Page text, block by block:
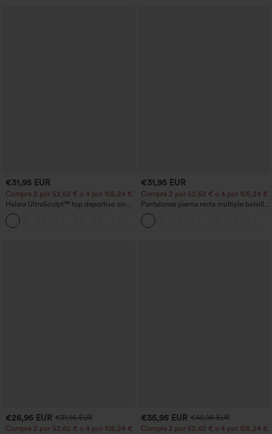
€31,95 EUR
Compra 2 por 52,62 € o 4 por 105,24 €.
Halara UltraSculpt™ top deportivo sin
mangas con escote redondo y bajo
curvo
€31,95 EUR
Compra 2 por 52,62 € o 4 por 105,24 €.
Pantalones pierna recta múltiple bolsillo
botón tiro alto
€26,95 EUR €31,95 EUR
Compra 2 por 52,62 € o 4 por 105,24 €.
€35,95 EUR €40,95 EUR
Compra 2 por 52,62 € o 4 por 105,24 €.